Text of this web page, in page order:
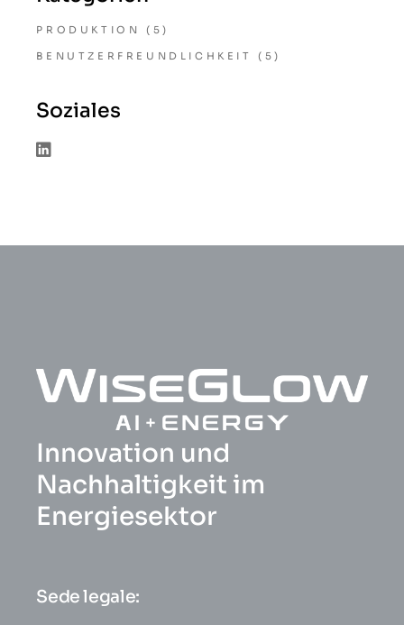
PRODUKTION (5)
BENUTZERFREUNDLICHKEIT (5)
Soziales
Innovation und
Nachhaltigkeit im
Energiesektor
Sede legale: